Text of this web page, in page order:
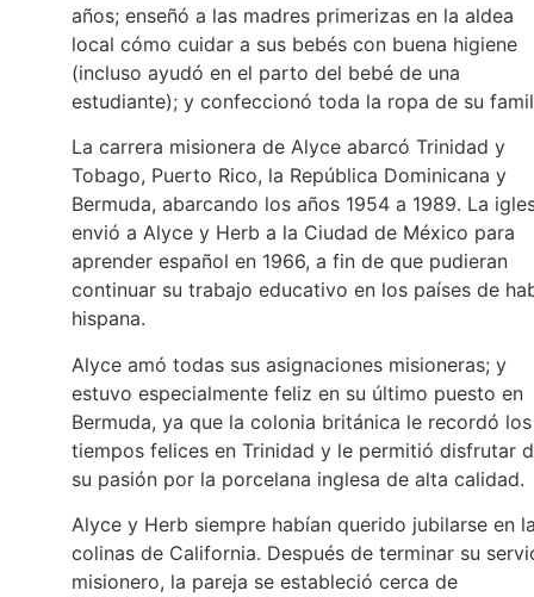
años; enseñó a las madres primerizas en la aldea
local cómo cuidar a sus bebés con buena higiene
(incluso ayudó en el parto del bebé de una
estudiante); y confeccionó toda la ropa de su
La carrera misionera de Alyce abarcó Trinidad y
Tobago, Puerto Rico, la República Dominicana y
Bermuda, abarcando los años 1954 a 1989. La
envió a Alyce y Herb a la Ciudad de México para
aprender español en 1966, a fin de que pudieran
continuar su trabajo educativo en los países de
hispana.
Alyce amó todas sus asignaciones misioneras; y
estuvo especialmente feliz en su último puesto en
Bermuda, ya que la colonia británica le recordó los
tiempos felices en Trinidad y le permitió disfrutar
su pasión por la porcelana inglesa de alta calidad.
Alyce y Herb siempre habían querido jubilarse en
colinas de California. Después de terminar su
misionero, la pareja se estableció cerca de